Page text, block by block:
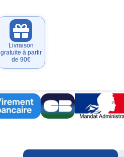
Livraison
gratuite à partir
de 90€